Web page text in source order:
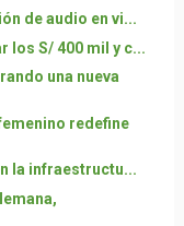
de audio en vi...
los S/ 400 mil y c...
una nueva
redefine
la infraestructu...